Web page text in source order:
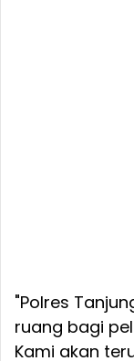
"Polres
ruang bagi
Kami akan